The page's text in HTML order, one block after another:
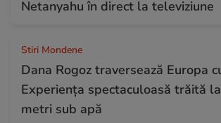
Netanyahu în direct la televiziune
Stiri Mondene
Dana Rogoz traversează Europa
Experiența spectaculoasă trăită
metri sub apă